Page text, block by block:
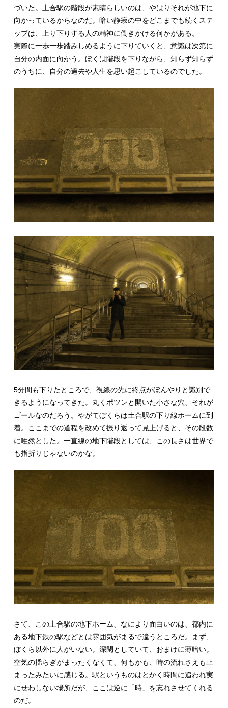
づいた。土合駅の階段が素晴らしいのは、やはりそれが地下に
向かっているからなのだ。暗い静寂の中をどこまでも続くステ
ップは、上り下りする人の精神に働きかける何かがある。
実際に一歩一歩踏みしめるように下りていくと、意識は次第に
自分の内面に向かう。ぼくは階段を下りながら、知らず知らず
のうちに、自分の過去や人生を思い起こしているのでした。
5分間も下りたところで、視線の先に終点がぼんやりと識別で
きるようになってきた。丸くポツンと開いた小さな穴、それが
ゴールなのだろう。やがてぼくらは土合駅の下り線ホームに到
着。ここまでの道程を改めて振り返って見上げると、その段数
に唖然とした。一直線の地下階段としては、この長さは世界で
も指折りじゃないのかな。
さて、この土合駅の地下ホーム、なにより面白いのは、都内に
ある地下鉄の駅などとは雰囲気がまるで違うところだ。まず、
ぼくら以外に人がいない。深閑としていて、おまけに薄暗い。
空気の揺らぎがまったくなくて、何もかも、時の流れさえも止
まったみたいに感じる。駅というものはとかく時間に追われ実
にせわしない場所だが、ここは逆に「時」を忘れさせてくれる
のだ。